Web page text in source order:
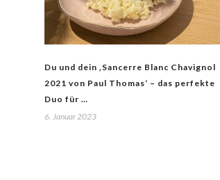
Du und dein ‚Sancerre Blanc Chavignol
2021 von Paul Thomas‘ – das perfekte
Duo für …
6. Januar 2023